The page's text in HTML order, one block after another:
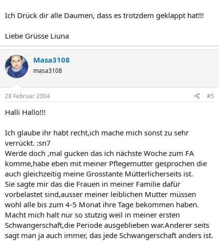
Ich Drück dir alle Daumen, dass es trotzdem geklappt hat!!!
Liebe Grüsse Liuna
Masa3108
masa3108
28 Februar 2004 #5
Halli Hallo!!!
Ich glaube ihr habt recht,ich mache mich sonst zu sehr
verrückt. :sn7
Werde doch ,mal gucken das ich nächste Woche zum FA
komme,habe eben mit meiner Pflegemutter gesprochen die
auch gleichzeitig meine Grosstante Mütterlicherseits ist.
Sie sagte mir das die Frauen in meiner Familie dafür
vorbelastet sind,ausser meiner leiblichen Mutter müssen
wohl alle bis zum 4-5 Monat ihre Tage bekommen haben.
Macht mich halt nur so stutzig weil in meiner ersten
Schwangerschaft,die Periode ausgeblieben war.Anderer seits
sagt man ja auch immer, das jede Schwangerschaft anders ist.